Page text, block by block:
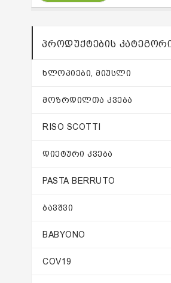
ᲞᲠᲝᲓᲣᲥᲢᲔᲑᲘᲡ
ᲮᲚᲝᲞᲘᲔᲑᲘ, ᲛᲘᲣᲡᲚᲘ
ᲛᲝᲖᲠᲓᲘᲚᲗᲐ ᲙᲕᲔᲑᲐ
RISO SCOTTI
ᲓᲘᲔᲢᲣᲠᲘ ᲙᲕᲔᲑᲐ
PASTA BERRUTO
ᲑᲐᲕᲨᲕᲘ
BABYONO
COV19